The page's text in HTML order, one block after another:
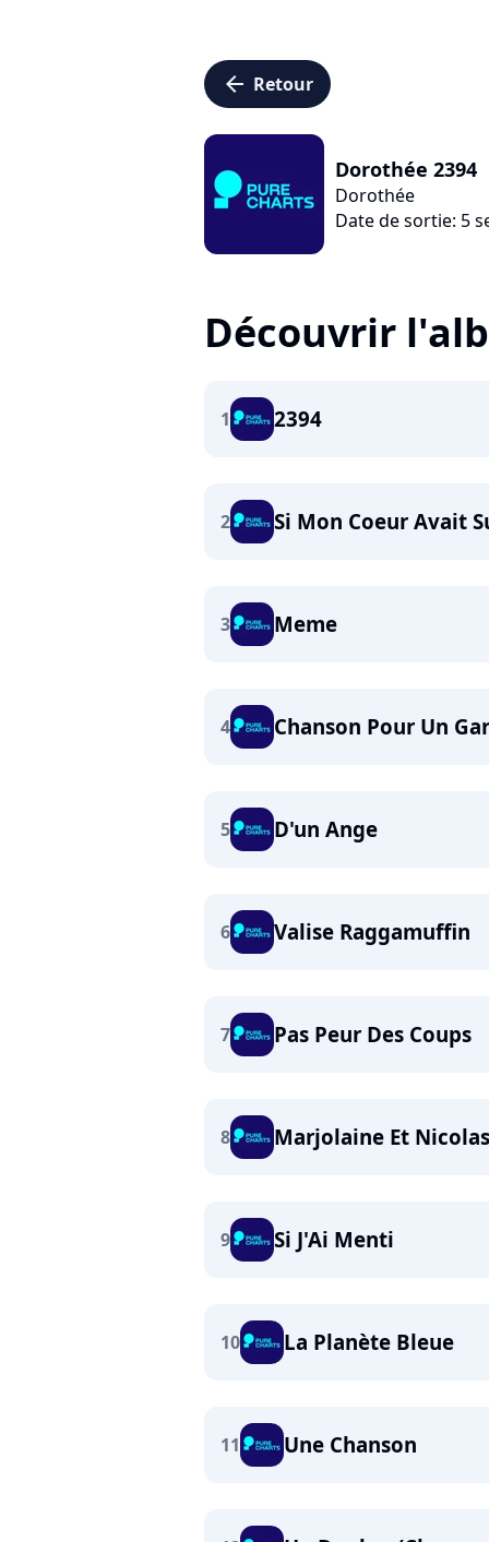
arrow_left Retour
Dorothée 2394
Dorothée
Date de sortie: 5
Découvrir
1 2394
2 Si Mon Coeur Avait
3 Meme
4 Chanson Pour Un
5 D'un Ange
6 Valise Raggamuffin
7 Pas Peur Des Coups
8 Marjolaine Et Nicolas
9 Si J'Ai Menti
10 La Planète Bleue
11 Une Chanson